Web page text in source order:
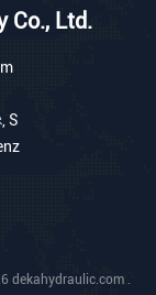
Co., Ltd.
S
2026 dekahydraulic.com .